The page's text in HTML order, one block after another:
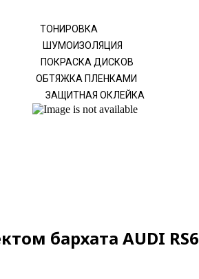
ТОНИРОВКА
ШУМОИЗОЛЯЦИЯ
ПОКРАСКА ДИСКОВ
ОБТЯЖКА ПЛЕНКАМИ
ЗАЩИТНАЯ ОКЛЕЙКА
бархата AUDI RS6